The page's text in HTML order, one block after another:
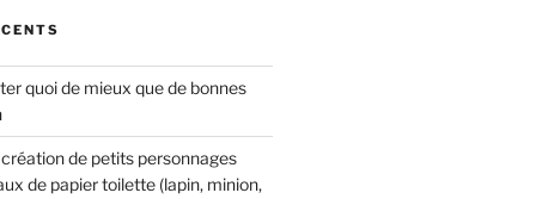
quoi de mieux que de bonnes
de petits personnages
de papier toilette (lapin, minion,